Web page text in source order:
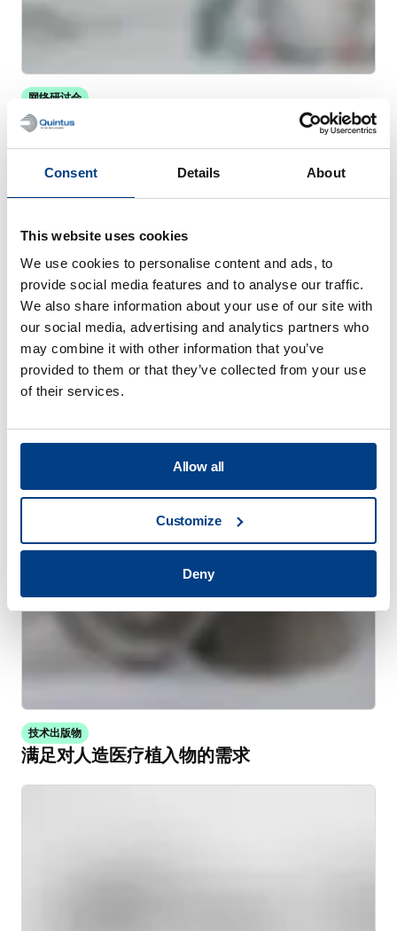
Consent Details About
This website uses cookies
We use cookies to personalise content and ads, to
provide social media features and to analyse our traffic.
We also share information about your use of our site with
our social media, advertising and analytics partners who
may combine it with other information that you’ve
provided to them or that they’ve collected from your use
of their services.
Allow all
Customize
Deny
网络研讨会
用于金属 AM 的热等静压工艺 (HIP)
通过高压热处理（HPHT™）减少热处理变形
技术出版物
满足对人造医疗植入物的需求